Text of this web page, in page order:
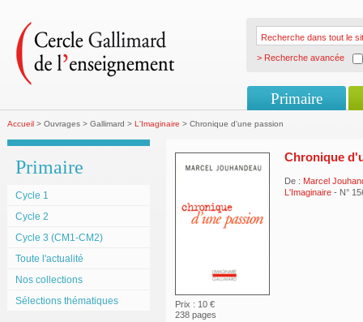
> Recherche avancée
Primaire
Accueil > Ouvrages > Gallimard > L'Imaginaire > Chronique d'une passion
Primaire
Cycle 1
Cycle 2
Cycle 3 (CM1-CM2)
Toute l'actualité
Nos collections
Sélections thématiques
Prix : 10 €
238 pages
Chronique
De : Marcel
L'Imaginaire - N°